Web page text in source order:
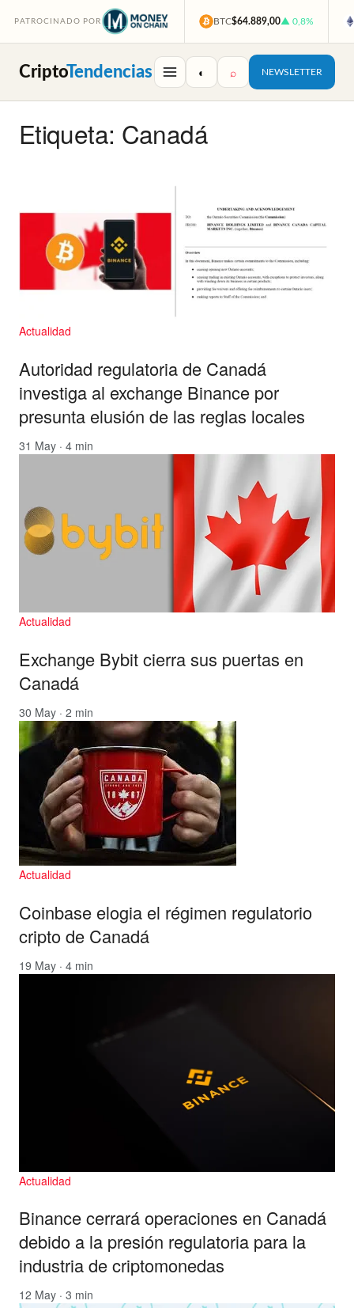
PATROCINADO POR BTC$64.889,00▲ 0,8%
CriptoTendencias ◐ ⌕ NEWSLETTER
Etiqueta: Canadá
Actualidad
Autoridad regulatoria de Canadá
investiga al exchange Binance por
presunta elusión de las reglas locales
31 May · 4 min
Actualidad
Exchange Bybit cierra sus puertas en
Canadá
30 May · 2 min
Actualidad
Coinbase elogia el régimen regulatorio
cripto de Canadá
19 May · 4 min
Actualidad
Binance cerrará operaciones en Canadá
debido a la presión regulatoria para la
industria de criptomonedas
12 May · 3 min